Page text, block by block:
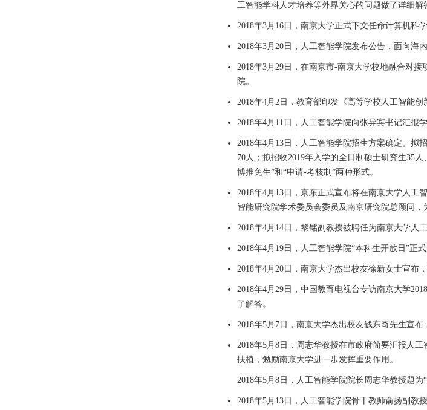
工智能学科人才培养等外界关心的问题做了详细解
2018年3月 16 日，南京大学正式下文任命计算机科
2018年3月 20 日，人工智能学院发布公告，面向海
2018年3月 29 日，在南京市-南京大学校地融合对接
院。
2018年4月 2 日，教育部印发《高等学校人工智能创
2018年4月 11 日，人工智能学院向张异宾书记汇报
2018年4月 13 日，人工智能学院招生方案确定。拟
70人；拟招收2019年入学的全日制硕士研究生35人
博推免生”和“申请-考核制 ”两种形式。
2018年4月 13 日，京东正式宣布将在南京大学人工
智能研究院学术委员会委员及南京研究院总顾问
2018年4月 14 日，黎铭副教授被聘任为南京大学人
2018年4月 19 日，人工智能学院“本科生开放日”正
2018年4月 20 日，南京大学杰出校友徐新女士宣布
2018年4月 29 日，中国教育电视台专访南京大学2018
了解答。
2018年5月 7 日，南京大学杰出校友钱东奇先生宣
2018年5月 8 日， 周志华教授在市政府简要汇报人
扶植，勉励南京大学进一步发挥重要作用。
2018年5月 8 日，人工智能学院院长周志华教授题为“
2018年5月 13 日，人工智能学院骨干教师俞扬副教